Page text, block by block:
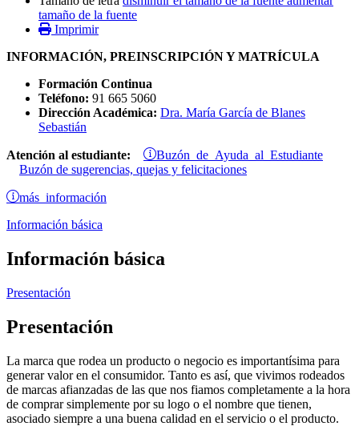
tamaño de la fuente
Imprimir
INFORMACIÓN, PREINSCRIPCIÓN Y MATRÍCULA
Formación Continua
Teléfono: 91 665 5060
Dirección Académica: Dra. María García de Blanes
Sebastián
Atención al estudiante: Buzón de Ayuda al Estudiante
Buzón de sugerencias, quejas y felicitaciones
más información
Información básica
Información básica
Presentación
Presentación
La marca que rodea un producto o negocio es importantísima para
generar valor en el consumidor. Tanto es así, que vivimos rodeados
de marcas afianzadas de las que nos fiamos completamente a la hora
de comprar simplemente por su logo o el nombre que tienen,
asociado siempre a una buena calidad en el servicio o el producto.